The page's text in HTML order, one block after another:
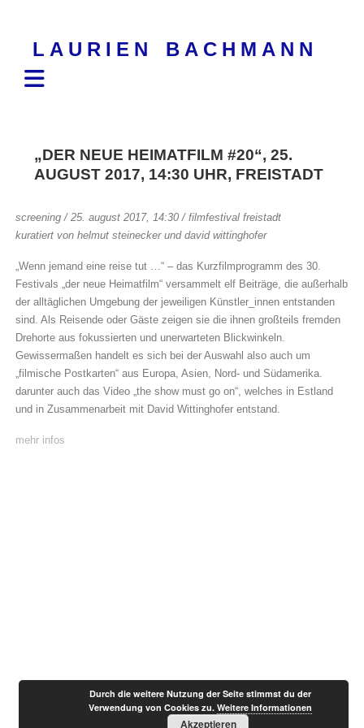
contentLAURIEN BACHMANN
„DER NEUE HEIMATFILM #20“, 25.
AUGUST 2017, 14:30 UHR, FREISTADT
screening / 25. august 2017, 14:30 / filmfestival freistadt
kuratiert von helmut steinecker und david wittinghofer
„Wenn jemand eine reise tut …“ – das Kurzfilmprogramm des 30.
Festivals „der neue Heimatfilm“ versammelt elf Beiträge, die außerhalb
der alltäglichen Umgebung der jeweiligen Künstler_innen entstanden
sind. Als Reisende oder Gäste zeigen sie die ihnen großteils fremden
Drehorte aus fokussierten und unerwarteten Blickwinkeln.
Gewissermaßen handelt es sich bei der Auswahl also auch um
„filmische Postkarten“ aus Europa, Asien, Nord- und Südamerika.
darunter auch das Video „the show must go on“, welches in Estland
und in Zusammenarbeit mit David Wittinghofer entstand.
mehr infos
Durch die weitere Nutzung der Seite stimmst du der
Verwendung von Cookies zu. Weitere Informationen
Akzeptieren